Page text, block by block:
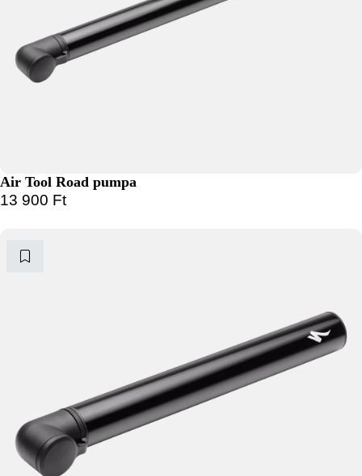
Air Tool Road pumpa
13 900 Ft